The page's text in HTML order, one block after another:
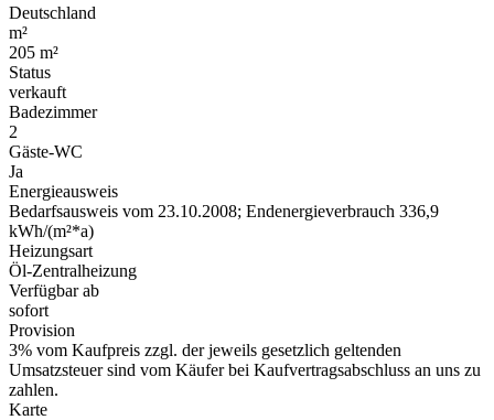
Deutschland
m²
205 m²
Status
verkauft
Badezimmer
2
Gäste-WC
Ja
Energieausweis
Bedarfsausweis vom 23.10.2008; Endenergieverbrauch 336,9
kWh/(m²*a)
Heizungsart
Öl-Zentralheizung
Verfügbar ab
sofort
Provision
3% vom Kaufpreis zzgl. der jeweils gesetzlich geltenden
Umsatzsteuer sind vom Käufer bei Kaufvertragsabschluss an uns zu
zahlen.
Karte